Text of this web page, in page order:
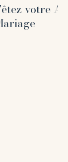
votre